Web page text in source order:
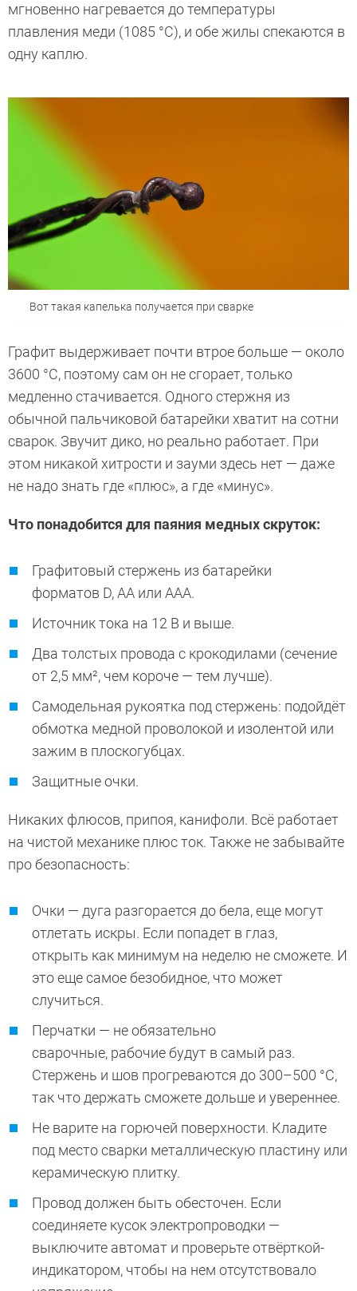
мгновенно нагревается до температуры
плавления меди (1085 °C), и обе жилы спекаются в
одну каплю.
Вот такая капелька получается при сварке
Графит выдерживает почти втрое больше — около
3600 °C, поэтому сам он не сгорает, только
медленно стачивается. Одного стержня из
обычной пальчиковой батарейки хватит на сотни
сварок. Звучит дико, но реально работает. При
этом никакой хитрости и зауми здесь нет — даже
не надо знать где «плюс», а где «минус».
Что понадобится для паяния медных скруток:
Графитовый стержень из батарейки
форматов D, AA или AAA.
Источник тока на 12 В и выше.
Два толстых провода с крокодилами (сечение
от 2,5 мм², чем короче — тем лучше).
Самодельная рукоятка под стержень: подойдёт
обмотка медной проволокой и изолентой или
зажим в плоскогубцах.
Защитные очки.
Никаких флюсов, припоя, канифоли. Всё работает
на чистой механике плюс ток. Также не забывайте
про безопасность:
Очки — дуга разгорается до бела, еще могут
отлетать искры. Если попадет в глаз,
открыть как минимум на неделю не сможете. И
это еще самое безобидное, что может
случиться.
Перчатки — не обязательно
сварочные, рабочие будут в самый раз.
Стержень и шов прогреваются до 300–500 °C,
так что держать сможете дольше и увереннее.
Не варите на горючей поверхности. Кладите
под место сварки металлическую пластину или
керамическую плитку.
Провод должен быть обесточен. Если
соединяете кусок электропроводки —
выключите автомат и проверьте отвёрткой-
индикатором, чтобы на нем отсутствовало